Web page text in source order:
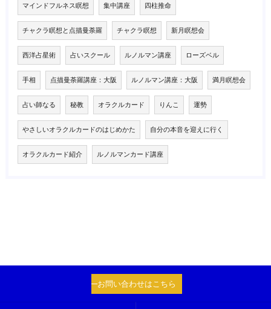
マインドフルネス瞑想 集中講座 四柱推命
チャクラ瞑想と点描曼荼羅 チャクラ瞑想 新月瞑想会
西洋占星術 占いスクール ルノルマン講座 ローズベル
手相 点描曼荼羅講座：大阪 ルノルマン講座：大阪 満月瞑想会
占い師なる 秘教 オラクルカード りんこ 運勢
やさしいオラクルカードのはじめかた 自分の本音を迎えに行く
オラクルカード紹介 ルノルマンカード講座
お問い合わせはこちら